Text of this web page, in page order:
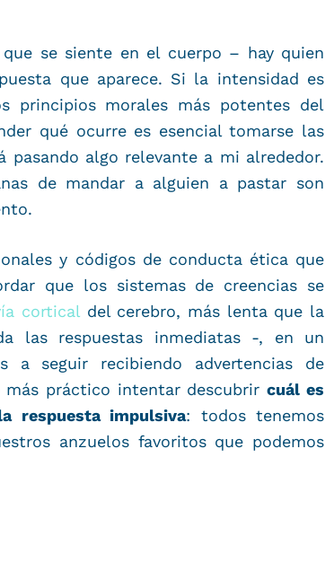
se siente en el cuerpo – hay quien
que aparece. Si la intensidad es
principios morales más potentes del
qué ocurre es esencial tomarse las
algo relevante a mi alrededor.
de mandar a alguien a pastar son
y códigos de conducta ética que
que los sistemas de creencias se
cortical del cerebro, más lenta que la
las respuestas inmediatas -, en un
a seguir recibiendo advertencias de
más práctico intentar descubrircuál es
respuesta impulsiva: todos tenemos
anzuelos favoritos que podemos